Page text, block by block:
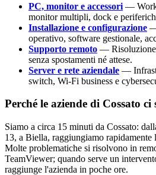
PC, monitor e accessori —
monitor multipli, dock e
Installazione e configurazione —
operativo, software gestionale,
Supporto remoto — Risoluzione
senza spostamenti né attese.
Server e rete aziendale —
switch, Wi-Fi business e
Perché le aziende di Cossato ci
Siamo a circa 15 minuti da Cossato:
13, a Biella, raggiungiamo rapidamente
Molte problematiche si risolvono in
TeamViewer; quando serve un
raggiunge l'azienda in poche ore.